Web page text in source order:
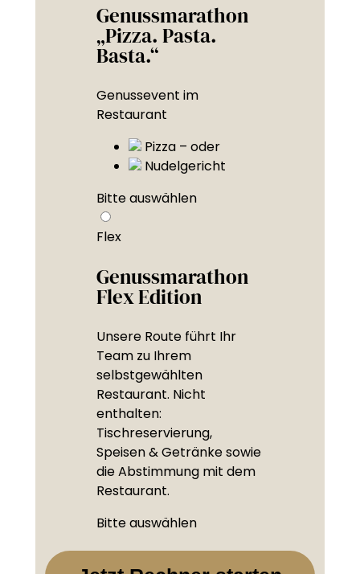
Genussmarathon
„Pizza. Pasta.
Basta.“
Genussevent im
Restaurant
Pizza – oder
Nudelgericht
Bitte auswählen
Flex
Genussmarathon
Flex Edition
Unsere Route führt Ihr
Team zu Ihrem
selbstgewählten
Restaurant. Nicht
enthalten:
Tischreservierung,
Speisen & Getränke sowie
die Abstimmung mit dem
Restaurant.
Bitte auswählen